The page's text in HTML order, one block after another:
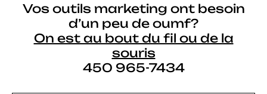
Vos outils marketing ont besoin
d’un peu de oumf?
On est au bout du fil ou de la
souris
450 965-7434